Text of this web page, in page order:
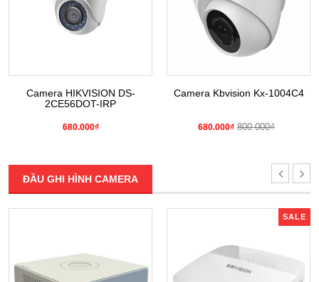
Camera HIKVISION DS-
2CE56DOT-IRP
680.000₫
Camera Kbvision Kx-1004C4
680.000₫ 800.000₫
ĐẦU GHI HÌNH CAMERA
SALE